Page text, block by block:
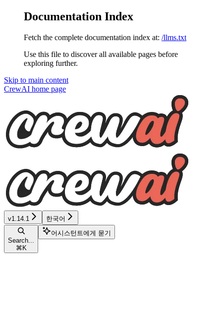
Documentation Index
Fetch the complete documentation index at: /llms.txt
Use this file to discover all available pages before
exploring further.
Skip to main content
CrewAI home page
v1.14.1 한국어
Search...
⌘ K
어시스턴트에게 묻기